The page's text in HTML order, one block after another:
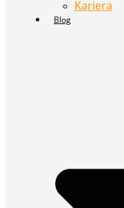
Kariera
Blog